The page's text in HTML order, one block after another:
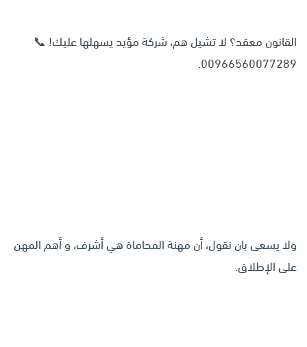
القانون معقد؟ لا تشيل هم، شركة مؤيد يسهلها عليك! 📞
00966560077289.
ولا يسعى بان نقول، أن مهنة المحاماة هي أشرف، و أهم المهن
على الإطلاق.